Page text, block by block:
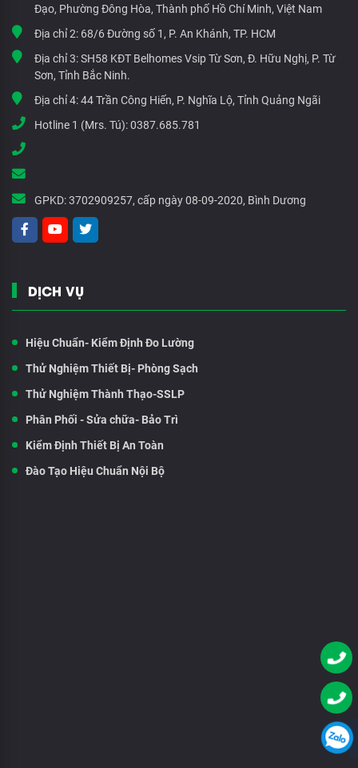
Đạo, Phường Đông Hòa, Thành phố Hồ Chí Minh, Việt Nam
Địa chỉ 2: 68/6 Đường số 1, P. An Khánh, TP. HCM
Địa chỉ 3:SH58 KĐT Belhomes Vsip Từ Sơn, Đ. Hữu Nghị, P. Từ
Sơn, Tỉnh Bắc Ninh.
Địa chỉ 4:44 Trần Công Hiến, P. Nghĩa Lộ, Tỉnh Quảng Ngãi
Hotline 1 (Mrs. Tú):0387.685.781
GPKD:3702909257, cấp ngày 08-09-2020, Bình Dương
DỊCH VỤ
Hiệu Chuẩn- Kiểm Định Đo Lường
Thử Nghiệm Thiết Bị- Phòng Sạch
Thử Nghiệm Thành Thạo-SSLP
Phân Phối - Sửa chữa- Bảo Trì
Kiểm Định Thiết Bị An Toàn
Đào Tạo Hiệu Chuẩn Nội Bộ